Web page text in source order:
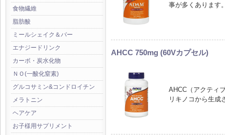
食物繊維
脂肪酸
ミールシェイク＆バー
エナジードリンク
カーボ・炭水化物
ＮＯ(一酸化窒素)
グルコサミン&コンドロイチン
メラトニン
ヘアケア
お子様用サプリメント
事が多くあります
AHCC 750mg (60Vカプセル)
AHCC（アクティ
リキノコから生